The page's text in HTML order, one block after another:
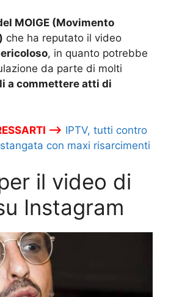
MOIGE (Movimento
che ha reputato il video
, in quanto potrebbe
da parte di molti
a commettere atti di
–> IPTV, tutti contro
con maxi risarcimenti
il video di
Instagram